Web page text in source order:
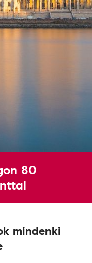
80
mindenki